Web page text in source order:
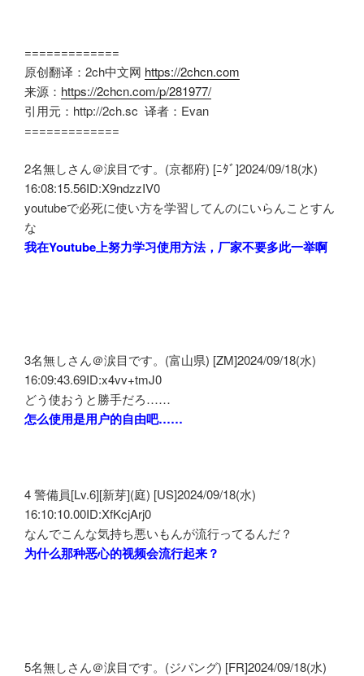
=============
原创翻译：2ch中文网 https://2chcn.com
来源： https://2chcn.com/p/281977/
引用元：http://2ch.sc 译者：Evan
=============
2名無しさん＠涙目です。(京都府) [ﾆﾀﾞ]2024/09/18(水)
16:08:15.56ID:X9ndzzIV0
youtubeで必死に使い方を学習してんのにいらんことすん
な
我在Youtube上努力学习使用方法，厂家不要多此一举啊
3名無しさん＠涙目です。(富山県) [ZM]2024/09/18(水)
16:09:43.69ID:x4vv+tmJ0
どう使おうと勝手だろ……
怎么使用是用户的自由吧……
4 警備員[Lv.6][新芽](庭) [US]2024/09/18(水)
16:10:10.00ID:XfKcjArj0
なんでこんな気持ち悪いもんが流行ってるんだ？
为什么那种恶心的视频会流行起来？
5名無しさん＠涙目です。(ジパング) [FR]2024/09/18(水)